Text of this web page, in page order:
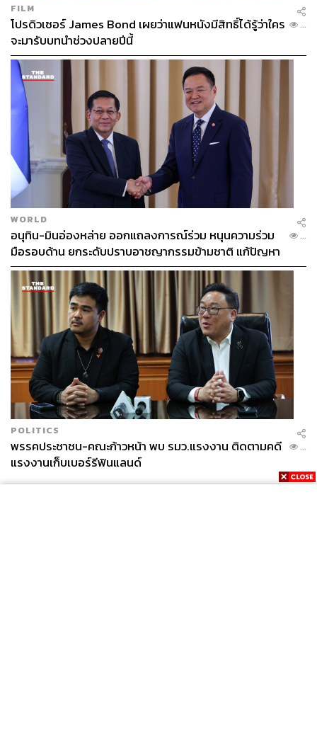
FILM
โปรดิวเซอร์ James Bond เผยว่าแฟนหนังมีสิทธิ์ได้รู้ว่าใคร
จะมารับบทนำช่วงปลายปีนี้
...
WORLD
อนุทิน-มินอ่องหล่าย ออกแถลงการณ์ร่วม หนุนความร่วม
มือรอบด้าน ยกระดับปราบอาชญากรรมข้ามชาติ แก้ปัญหา
หมอกควัน-มลพิษทางน้ำ
...
POLITICS
พรรคประชาชน-คณะก้าวหน้า พบ รมว.แรงงาน ติดตามคดี
แรงงานเก็บเบอร์รีฟินแลนด์
...